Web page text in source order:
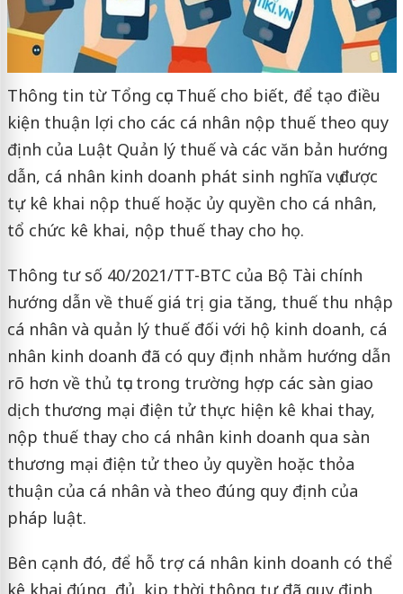
Thông tin từ Tổng cục Thuế cho biết, để tạo điều
kiện thuận lợi cho các cá nhân nộp thuế theo quy
định của Luật Quản lý thuế và các văn bản hướng
dẫn, cá nhân kinh doanh phát sinh nghĩa vụ được
tự kê khai nộp thuế hoặc ủy quyền cho cá nhân,
tổ chức kê khai, nộp thuế thay cho họ.
Thông tư số 40/2021/TT-BTC của Bộ Tài chính
hướng dẫn về thuế giá trị gia tăng, thuế thu nhập
cá nhân và quản lý thuế đối với hộ kinh doanh, cá
nhân kinh doanh đã có quy định nhằm hướng dẫn
rõ hơn về thủ tục trong trường hợp các sàn giao
dịch thương mại điện tử thực hiện kê khai thay,
nộp thuế thay cho cá nhân kinh doanh qua sàn
thương mại điện tử theo ủy quyền hoặc thỏa
thuận của cá nhân và theo đúng quy định của
pháp luật.
Bên cạnh đó, để hỗ trợ cá nhân kinh doanh có thể
kê khai đúng, đủ, kịp thời thông tư đã quy định